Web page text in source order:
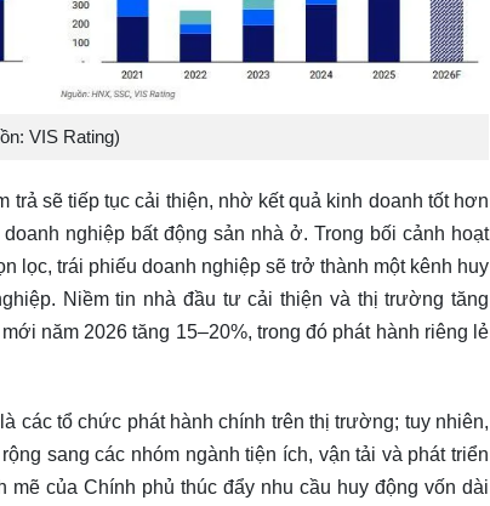
VIS Rating)
sẽ tiếp tục cải thiện, nhờ kết quả kinh doanh tốt hơn
nghiệp bất động sản nhà ở. Trong bối cảnh hoạt
lọc, trái phiếu doanh nghiệp sẽ trở thành một kênh huy
Niềm tin nhà đầu tư cải thiện và thị trường tăng
năm 2026 tăng 15–20%, trong đó phát hành riêng lẻ
các tổ chức phát hành chính trên thị trường; tuy nhiên,
sang các nhóm ngành tiện ích, vận tải và phát triển
mẽ của Chính phủ thúc đẩy nhu cầu huy động vốn dài